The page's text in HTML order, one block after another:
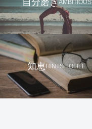
AMBITIOUS
知恵HINTS TOLIFE